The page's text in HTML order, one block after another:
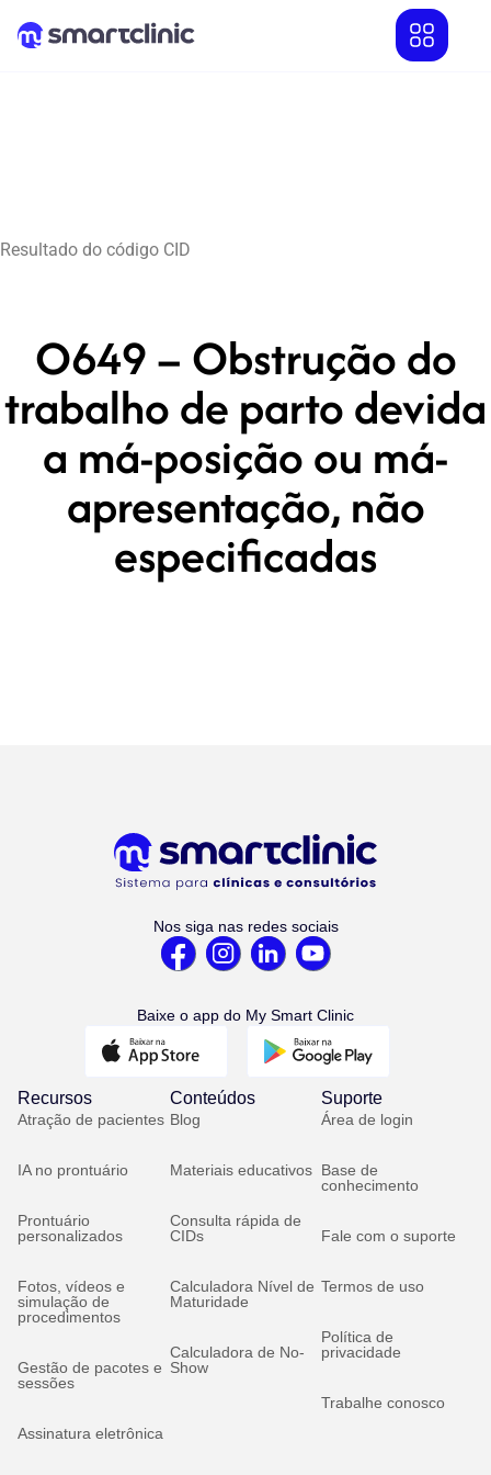
Resultado do código CID
O649 – Obstrução do
trabalho de parto devida
a má-posição ou má-
apresentação, não
especificadas
Nos siga nas redes sociais
Baixe o app do My Smart Clinic
Recursos
Atração de pacientes
IA no prontuário
Prontuário
personalizados
Fotos, vídeos e
simulação de
procedimentos
Gestão de pacotes e
sessões
Assinatura eletrônica
Conteúdos
Blog
Materiais educativos
Consulta rápida de
CIDs
Calculadora Nível de
Maturidade
Calculadora de No-
Show
Suporte
Área de login
Base de
conhecimento
Fale com o suporte
Termos de uso
Política de
privacidade
Trabalhe conosco